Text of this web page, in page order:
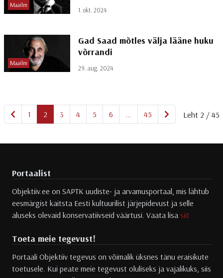
Maailm
1. okt. 2024
Maailm
Gad Saad mõtles välja lääne huku
võrrandi
29. aug. 2024
Eelmine
1 2 3 4 5 6 ... 45 JärgmineLeht 2 / 45
Portaalist
Objektiiv.ee on SAPTK uudiste- ja arvamusportaal, mis lähtub
eesmärgist kaitsta Eesti kultuurilist järjepidevust ja selle
aluseks olevaid konservatiivseid väärtusi. Vaata lisa siit
Toeta meie tegevust!
Portaali Objektiiv tegevus on võimalik üksnes tänu eraisikute
toetusele. Kui peate meie tegevust oluliseks ja vajalikuks, siis